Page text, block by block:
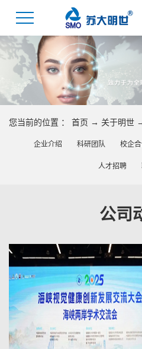
您当前的位置 ： 首页 → 关于明世
企业介绍 科研团队 校企
人才招聘
公司